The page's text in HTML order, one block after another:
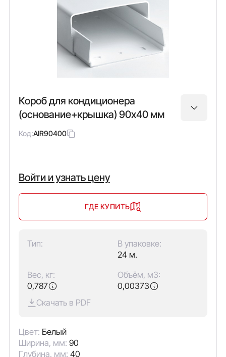
Короб для кондиционера
(основание+крышка) 90х40 мм
Код:AIR90400
Войти и узнать цену
ГДЕ КУПИТЬ
Тип:
В упаковке:
24 м.
Вес, кг:
0,787
Объём, м3:
0,00373
Скачать в PDF
Цвет: Белый
Ширина, мм: 90
Глубина, мм: 40